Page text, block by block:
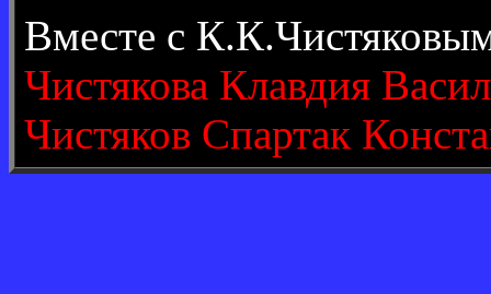
Вместе с
Чистякова Клавдия
Чистяков Спартак